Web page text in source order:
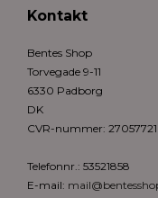
Kontakt
Bentes Shop
Torvegade 9-11
6330 Padborg
DK
CVR-nummer: 27057721
Telefonnr.: 53521858
E-mail: